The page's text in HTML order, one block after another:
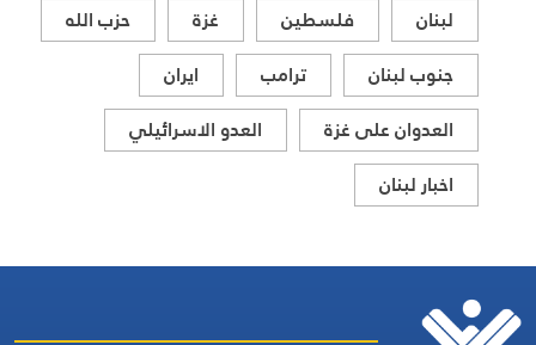
لبنان فلسطين غزة
حزب الله
جنوب لبنان
ترامب
ايران
العدوان على غزة
العدو الاسرائيلي
اخبار لبنان